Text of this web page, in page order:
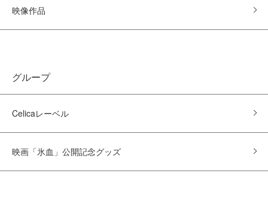
映像作品
グループ
Celicaレーベル
映画「氷血」公開記念グッズ